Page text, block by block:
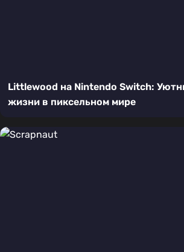
Littlewood на Nintendo Switch:
жизни в пиксельном мире